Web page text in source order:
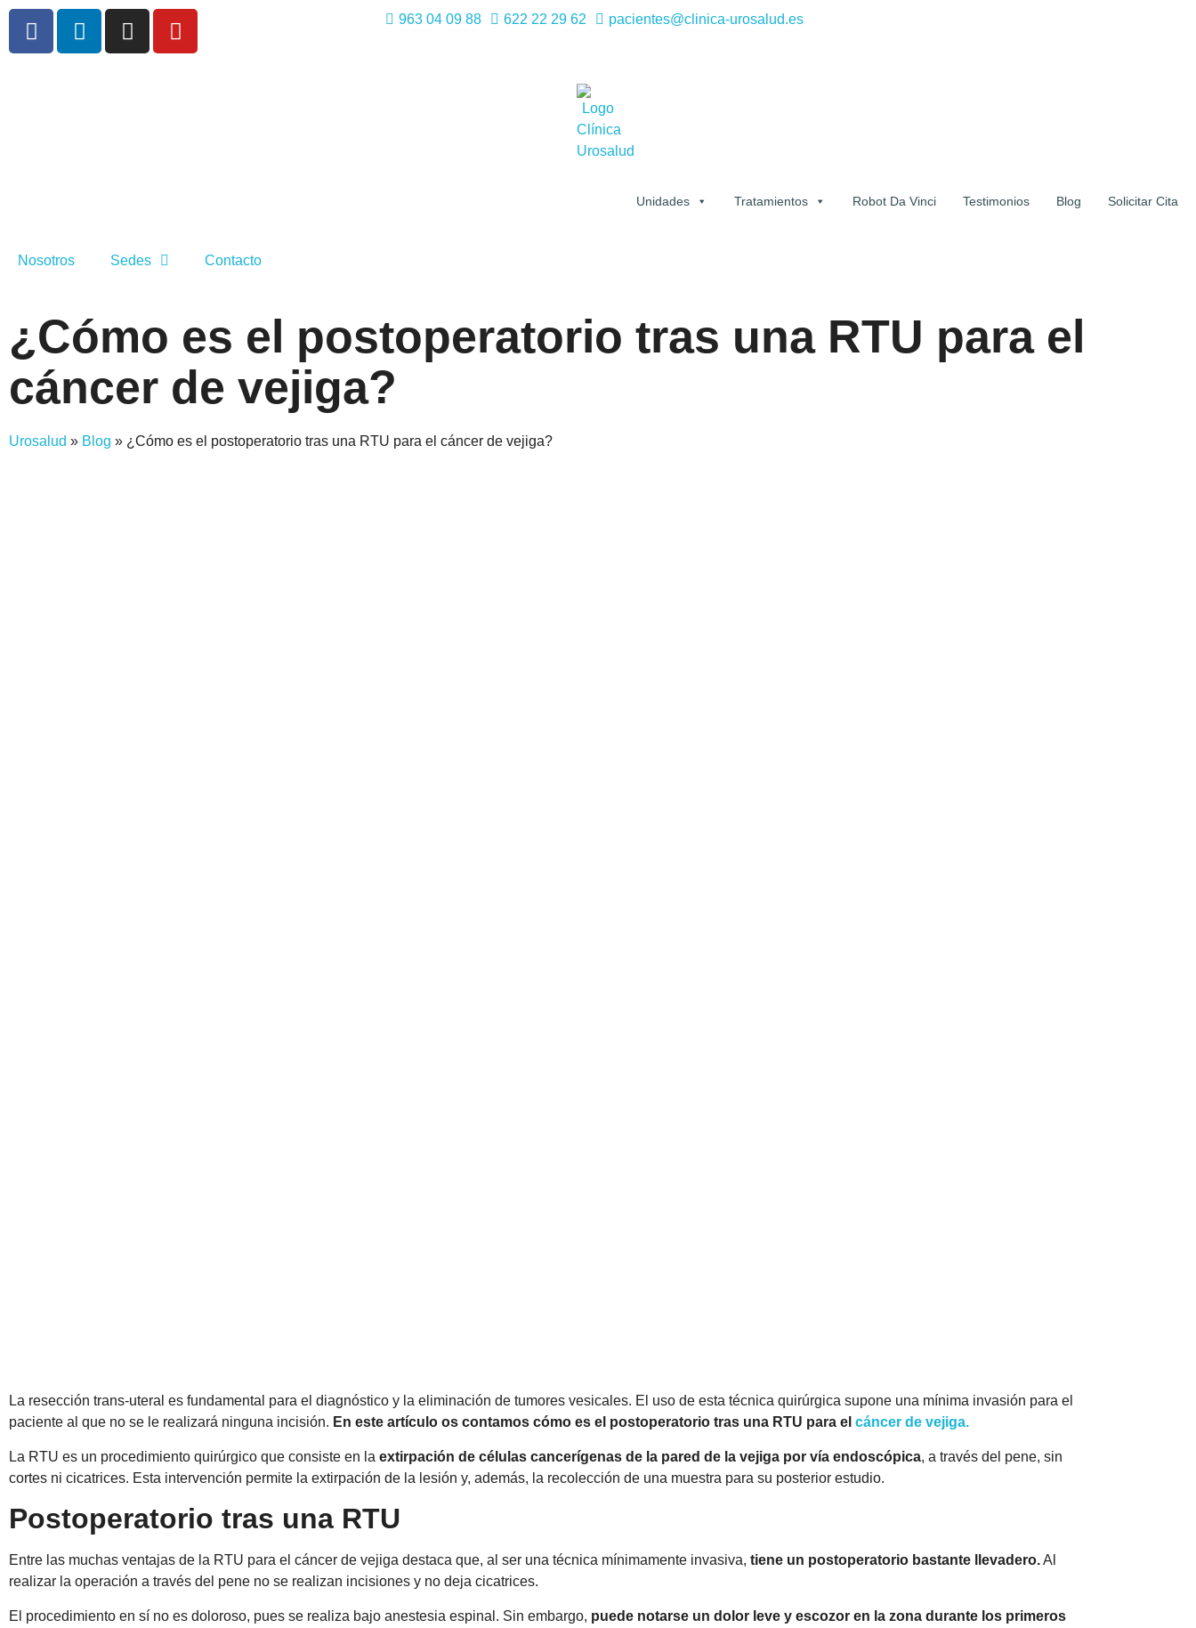
963 04 09 88 622 22 29 62 pacientes@clinica-urosalud.es
Unidades Tratamientos Robot Da Vinci Testimonios Blog Solicitar Cita
Nosotros Sedes Contacto
¿Cómo es el postoperatorio tras una RTU para el
cáncer de vejiga?
Urosalud » Blog » ¿Cómo es el postoperatorio tras una RTU para el cáncer de vejiga?
La resección trans-uteral es fundamental para el diagnóstico y la eliminación de tumores vesicales. El uso de esta técnica quirúrgica supone una mínima invasión para el
paciente al que no se le realizará ninguna incisión. En este artículo os contamos cómo es el postoperatorio tras una RTU para el cáncer de vejiga.
La RTU es un procedimiento quirúrgico que consiste en la extirpación de células cancerígenas de la pared de la vejiga por vía endoscópica, a través del pene, sin
cortes ni cicatrices. Esta intervención permite la extirpación de la lesión y, además, la recolección de una muestra para su posterior estudio.
Postoperatorio tras una RTU
Entre las muchas ventajas de la RTU para el cáncer de vejiga destaca que, al ser una técnica mínimamente invasiva, tiene un postoperatorio bastante llevadero.Al
realizar la operación a través del pene no se realizan incisiones y no deja cicatrices.
El procedimiento en sí no es doloroso, pues se realiza bajo anestesia espinal. Sin embargo, puede notarse un dolor leve y escozor en la zona durante los primeros